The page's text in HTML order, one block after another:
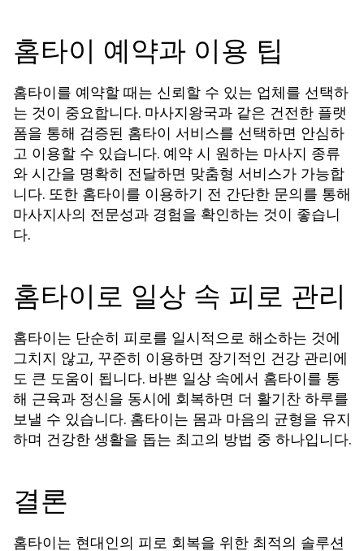
홈타이 예약과 이용 팁
홈타이를 예약할 때는 신뢰할 수 있는 업체를 선택하
는 것이 중요합니다. 마사지왕국과 같은 건전한 플랫
폼을 통해 검증된 홈타이 서비스를 선택하면 안심하
고 이용할 수 있습니다. 예약 시 원하는 마사지 종류
와 시간을 명확히 전달하면 맞춤형 서비스가 가능합
니다. 또한 홈타이를 이용하기 전 간단한 문의를 통해
마사지사의 전문성과 경험을 확인하는 것이 좋습니
다.
홈타이로 일상 속 피로 관리
홈타이는 단순히 피로를 일시적으로 해소하는 것에
그치지 않고, 꾸준히 이용하면 장기적인 건강 관리에
도 큰 도움이 됩니다. 바쁜 일상 속에서 홈타이를 통
해 근육과 정신을 동시에 회복하면 더 활기찬 하루를
보낼 수 있습니다. 홈타이는 몸과 마음의 균형을 유지
하며 건강한 생활을 돕는 최고의 방법 중 하나입니다.
결론
홈타이는 현대인의 피로 회복을 위한 최적의 솔루션